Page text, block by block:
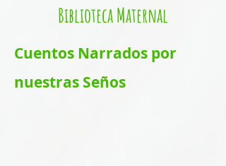
BibliotecaMaternal
Cuentos Narrados por
nuestras Seños